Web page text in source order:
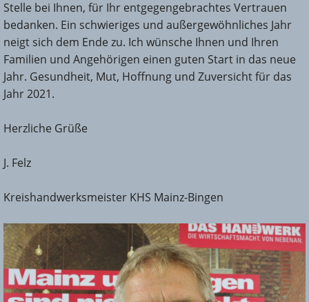
Stelle bei Ihnen, für Ihr entgegengebrachtes Vertrauen
bedanken. Ein schwieriges und außergewöhnliches Jahr
neigt sich dem Ende zu. Ich wünsche Ihnen und Ihren
Familien und Angehörigen einen guten Start in das neue
Jahr. Gesundheit, Mut, Hoffnung und Zuversicht für das
Jahr 2021.
Herzliche Grüße
J. Felz
Kreishandwerksmeister KHS Mainz-Bingen